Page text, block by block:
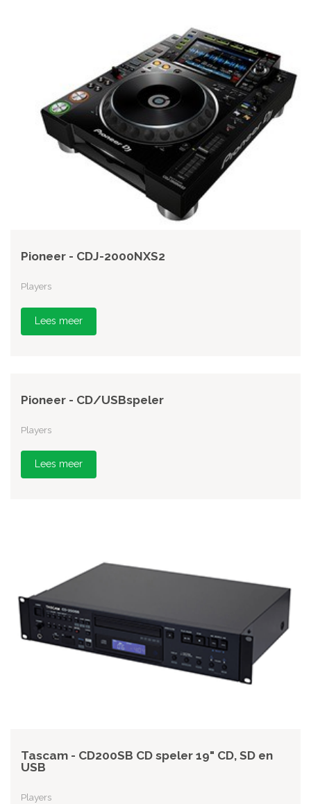
Pioneer - CDJ-2000NXS2
Players
Lees meer
Pioneer - CD/USBspeler
Players
Lees meer
Tascam - CD200SB CD speler 19" CD, SD en
USB
Players